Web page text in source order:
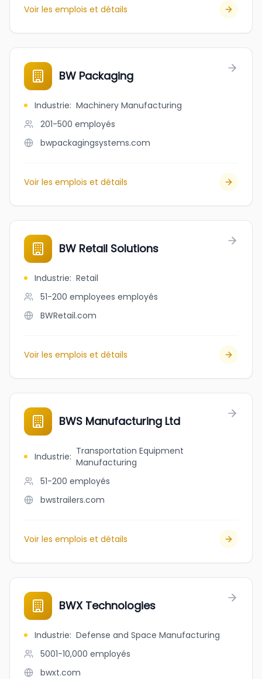
Voir les emplois et détails
BW Packaging
Industrie: Machinery Manufacturing
201-500 employés
bwpackagingsystems.com
Voir les emplois et détails
BW Retail Solutions
Industrie: Retail
51-200 employees employés
BWRetail.com
Voir les emplois et détails
BWS Manufacturing Ltd
Industrie: Transportation Equipment
Manufacturing
51-200 employés
bwstrailers.com
Voir les emplois et détails
BWX Technologies
Industrie: Defense and Space Manufacturing
5001-10,000 employés
bwxt.com